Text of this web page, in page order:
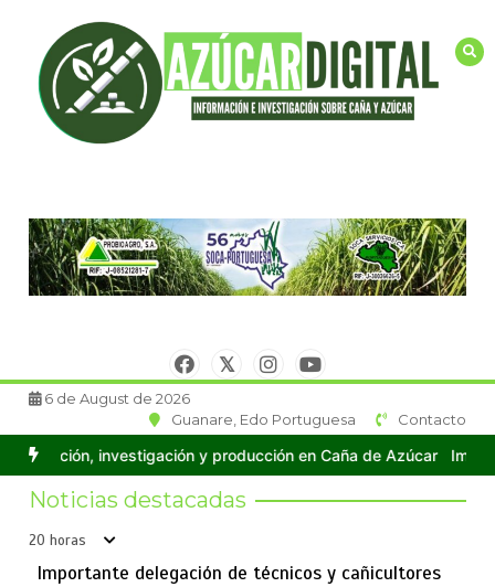
contenido
6 de August de 2026
Guanare, Edo Portuguesa
Contacto
Importante delegación de técnicos y cañicultores de
Noticias destacadas
20 horas
Importante delegación de técnicos y cañicultores